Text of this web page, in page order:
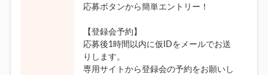
応募ボタンから簡単エントリー！
【登録会予約】
応募後1時間以内に仮IDをメールでお送
りします。
専用サイトから登録会の予約をお願いし